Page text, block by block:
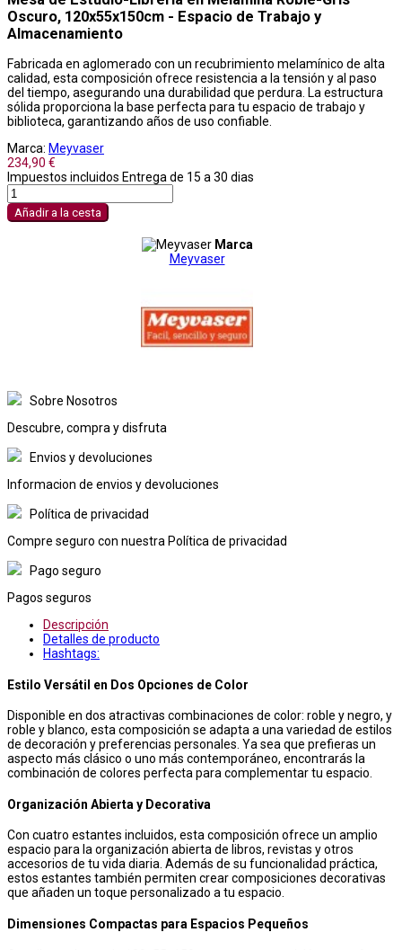
Oscuro, 120x55x150cm - Espacio de Trabajo y
Almacenamiento
Fabricada en aglomerado con un recubrimiento melamínico de alta
calidad, esta composición ofrece resistencia a la tensión y al paso
del tiempo, asegurando una durabilidad que perdura. La estructura
sólida proporciona la base perfecta para tu espacio de trabajo y
biblioteca, garantizando años de uso confiable.
Marca: Meyvaser
234,90 €
Impuestos incluidos Entrega de 15 a 30 dias
Añadir a la cesta
Marca
Meyvaser
Sobre Nosotros
Descubre, compra y disfruta
Envios y devoluciones
Informacion de envios y devoluciones
Política de privacidad
Compre seguro con nuestra Política de privacidad
Pago seguro
Pagos seguros
Descripción
Detalles de producto
Hashtags:
Estilo Versátil en Dos Opciones de Color
Disponible en dos atractivas combinaciones de color: roble y negro, y
roble y blanco, esta composición se adapta a una variedad de estilos
de decoración y preferencias personales. Ya sea que prefieras un
aspecto más clásico o uno más contemporáneo, encontrarás la
combinación de colores perfecta para complementar tu espacio.
Organización Abierta y Decorativa
Con cuatro estantes incluidos, esta composición ofrece un amplio
espacio para la organización abierta de libros, revistas y otros
accesorios de tu vida diaria. Además de su funcionalidad práctica,
estos estantes también permiten crear composiciones decorativas
que añaden un toque personalizado a tu espacio.
Dimensiones Compactas para Espacios Pequeños